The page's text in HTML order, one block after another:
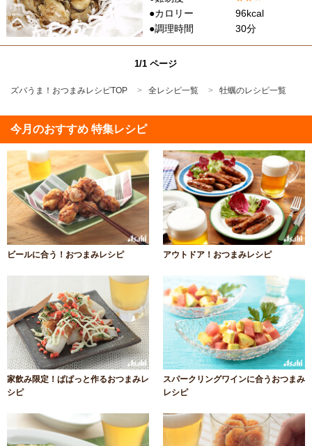
●カロリー
96kcal
●調理時間
30分
1/1 ページ
ズバうま！おつまみレシピTOP 全レシピ一覧 牡蠣のレシピ一覧
今月のおすすめ 特集レシピ
ビールに合う！おつまみレシピ アウトドア！おつまみレシピ
家飲み限定！ぱぱっと作るおつまみレ
シピ
スパークリングワインに合うおつまみ
レシピ